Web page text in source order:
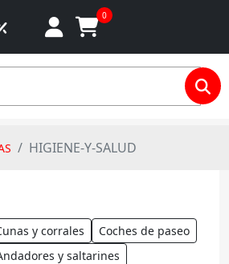
0
HIGIENE-Y-SALUD
y corrales
Coches de paseo
y saltarines